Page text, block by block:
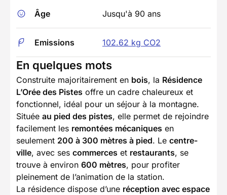
Âge Jusqu'à 90 ans
Emissions 102.62 kg CO2
En quelques mots
Construite majoritairement en bois, la Résidence
L’Orée des Pistes offre un cadre chaleureux et
fonctionnel, idéal pour un séjour à la montagne.
Située au pied des pistes, elle permet de rejoindre
facilement les remontées mécaniques en
seulement 200 à 300 mètres à pied. Le centre-
ville, avec ses commerces et restaurants, se
trouve à environ 600 mètres, pour profiter
pleinement de l’animation de la station.
La résidence dispose d’une réception avec espace